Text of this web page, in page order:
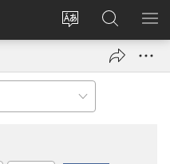
Promijeni
Prijava
(otvara
prozor)
JW.ORG
|
Pretraga